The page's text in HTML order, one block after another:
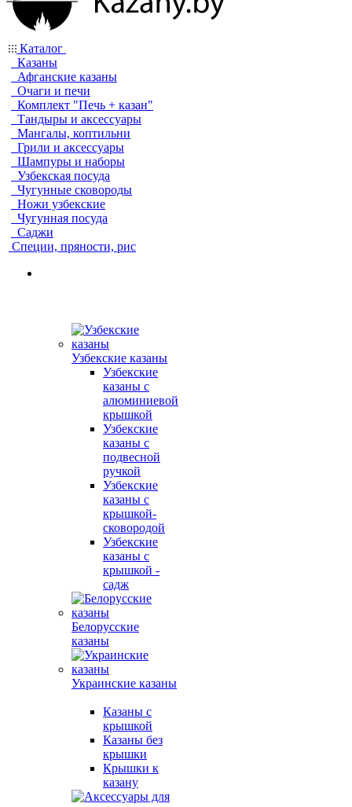
Каталог
Казаны
Афганские казаны
Очаги и печи
Комплект "Печь + казан"
Тандыры и аксессуары
Мангалы, коптильни
Грили и аксессуары
Шампуры и наборы
Узбекская посуда
Чугунные сковороды
Ножи узбекские
Чугунная посуда
Саджи
Специи, пряности, рис
Узбекские казаны
Узбекские
казаны с
алюминиевой
крышкой
Узбекские
казаны с
подвесной
ручкой
Узбекские
казаны с
крышкой-
сковородой
Узбекские
казаны с
крышкой -
садж
Белорусские
казаны
Украинские казаны
Казаны с
крышкой
Казаны без
крышки
Крышки к
казану